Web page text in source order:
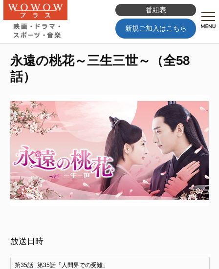
番組表
新規ご加入はこちら
永遠の桃花～三生三世～（全58
話）
放送日時
35 第35話「人間界での受難」